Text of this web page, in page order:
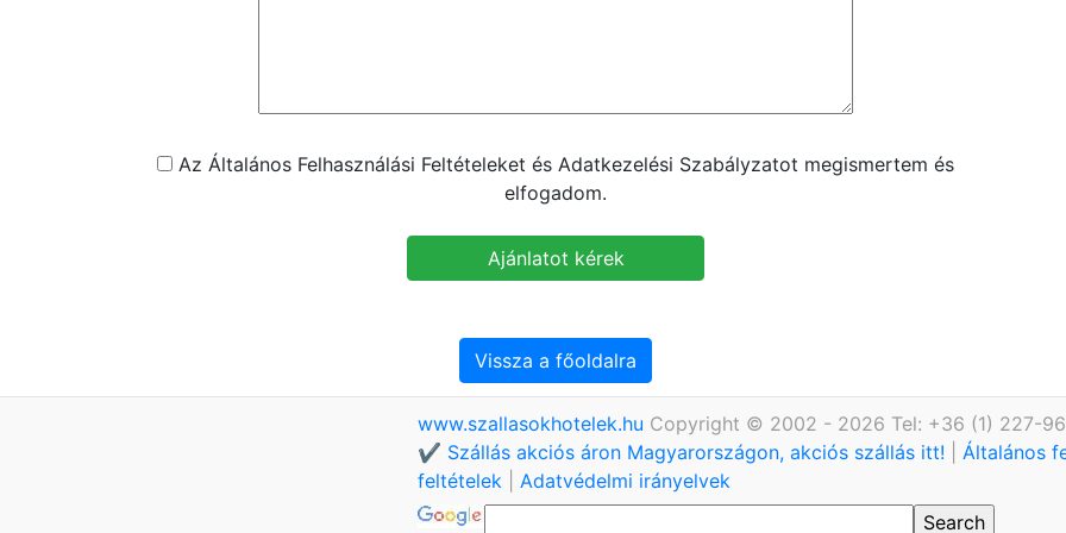
Az Általános Felhasználási Feltételeket és Adatkezelési Szabályzatot megismertem és
elfogadom.
Vissza a főoldalra
www.szallasokhotelek.hu Copyright © 2002 - 2026 Tel: +36 (1) 227-
✔️ Szállás akciós áron Magyarországon, akciós szállás itt!
Általános
feltételek
Adatvédelmi irányelvek